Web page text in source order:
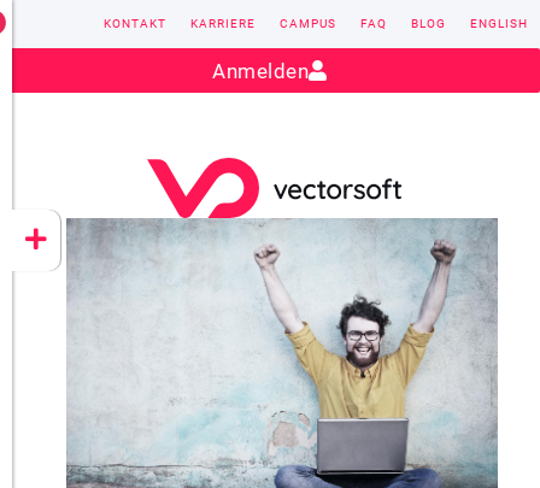
CONZEPT 16
YEET
Kontakt:sales@vectorsoft.de
KONTAKT KARRIERE CAMPUS FAQ BLOG ENGLISH
Anmelden